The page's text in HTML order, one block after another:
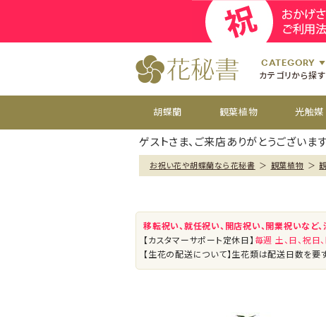
CATEGORY
カテゴリから探す
お祝い花
お供え花
おすすめ
開店祝
開設祝
胡蝶蘭 観葉植物 光触媒
ゲストさま、ご来店ありがとうございます
お祝い花や胡蝶蘭なら花秘書 ＞ 観葉植物 ＞
移転祝い、就任祝い、開店祝い、開業祝いなど
【カスタマーサポート定休日】 毎週 土、日、祝日
【生花の配送について】生花類は配送日数を